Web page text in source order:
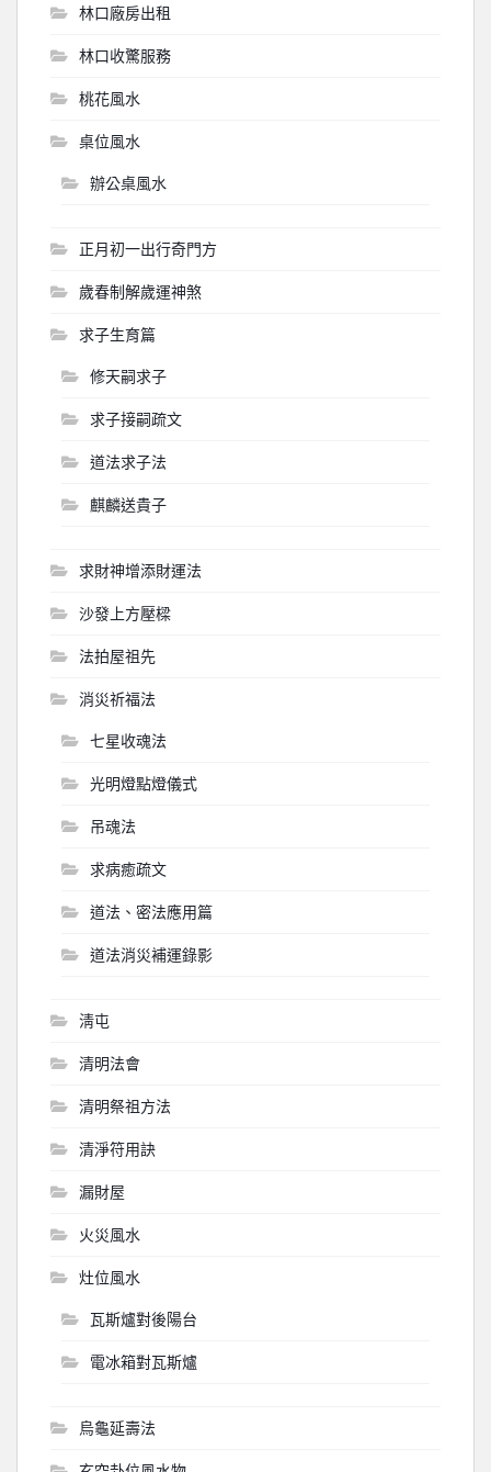
林口廠房出租
林口收驚服務
桃花風水
桌位風水
辦公桌風水
正月初一出行奇門方
歲春制解歲運神煞
求子生育篇
修天嗣求子
求子接嗣疏文
道法求子法
麒麟送貴子
求財神增添財運法
沙發上方壓樑
法拍屋祖先
消災祈福法
七星收魂法
光明燈點燈儀式
吊魂法
求病癒疏文
道法、密法應用篇
道法消災補運錄影
淸屯
清明法會
清明祭祖方法
清淨符用訣
漏財屋
火災風水
灶位風水
瓦斯爐對後陽台
電冰箱對瓦斯爐
烏龜延壽法